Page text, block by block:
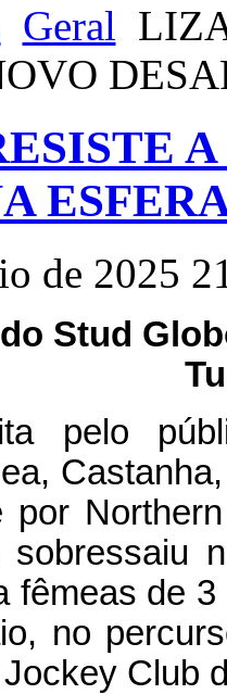
Geral
de 2025
Stud
pelo
por
fêmeas de
no
Club